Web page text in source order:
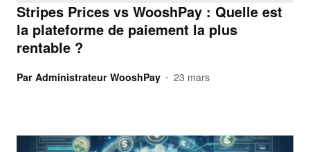
Stripes Prices vs WooshPay : Quelle est
la plateforme de paiement la plus
rentable ?
Par Administrateur WooshPay • 23 mars